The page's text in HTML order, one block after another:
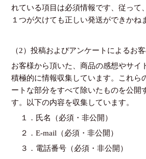
れている項目は必須情報です、従って
１つが欠けても正しい発送ができかね
（2）投稿およびアンケートによるお
お客様から頂いた、商品の感想やサイ
積極的に情報収集しています。これら
ートな部分をすべて除いたものを公開
す。以下の内容を収集しています。
１．氏名（必須・非公開）
２．E-mail（必須・非公開）
３．電話番号（必須・非公開）